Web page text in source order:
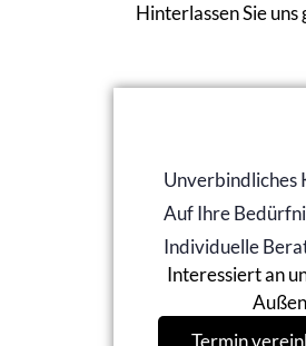
Hinterlassen Sie
Unverbindliches
Auf Ihre
Individuelle
Interessiert an
Termin